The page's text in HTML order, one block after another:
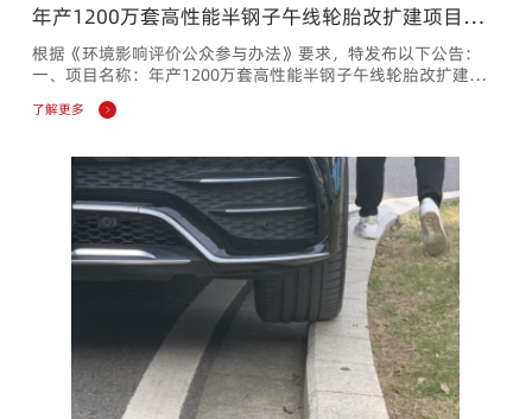
年产1200万套高性能半钢子午线轮胎改扩建项目环
境影响报告书 征求意见稿公示
根据《环境影响评价公众参与办法》要求，特发布以下公告：
一、项目名称：年产1200万套高性能半钢子午线轮胎改扩建项
目二、项目简介年产1200万套高性能半钢子午线轮胎改扩建项
目位于沂南经济开发区长虹项目区山东长路虹轮胎有限公司现有
1#生产厂房内年产600万套半钢子午线轮胎生产线改造提升，淘
汰模具163付、替换设备7台（套）设备、新购模具196付、
了解更多